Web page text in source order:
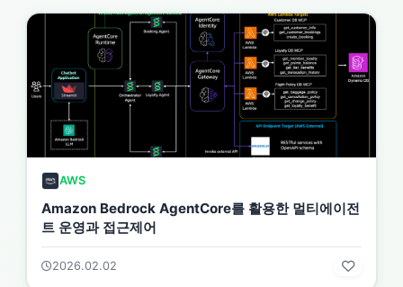
AWS
Amazon Bedrock AgentCore를 활용한 멀티에이전
트 운영과 접근제어
2026.02.02